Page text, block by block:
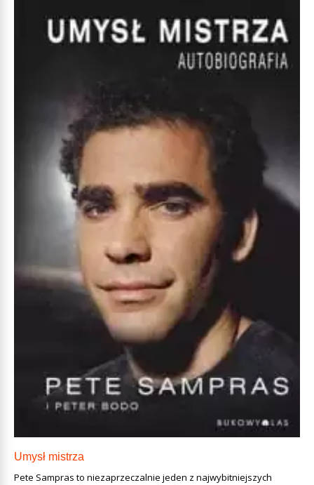
Umysł mistrza
Pete Sampras to niezaprzeczalnie jeden z najwybitniejszych